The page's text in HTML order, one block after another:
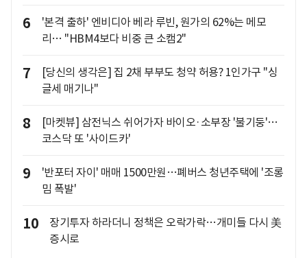
6
'본격 출하' 엔비디아 베라 루빈, 원가의 62%는 메모
리… "HBM4보다 비중 큰 소캠2"
7
[당신의 생각은] 집 2채 부부도 청약 허용? 1인가구 "싱
글세 매기나"
8
[마켓뷰] 삼전닉스 쉬어가자 바이오·소부장 '불기둥'…
코스닥 또 '사이드카'
9
'반포터 자이' 매매 1500만원…폐버스 청년주택에 '조롱
밈 폭발'
10
장기투자 하라더니 정책은 오락가락…개미들 다시 美
증시로